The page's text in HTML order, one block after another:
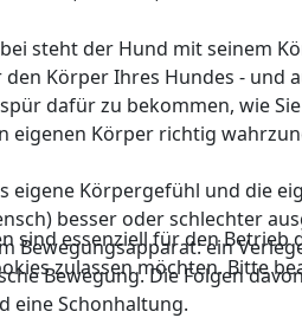
steht der Hund mit seinem
Körper Ihres Hundes - und
dafür zu bekommen, wie
eigenen Körper richtig
eigene Körpergefühl und die
besser oder schlechter
Bewegungsapparat: ein
Bewegung. Die Folgen
eine Schonhaltung.
sind essenziell für den
zulassen möchten. Bitte